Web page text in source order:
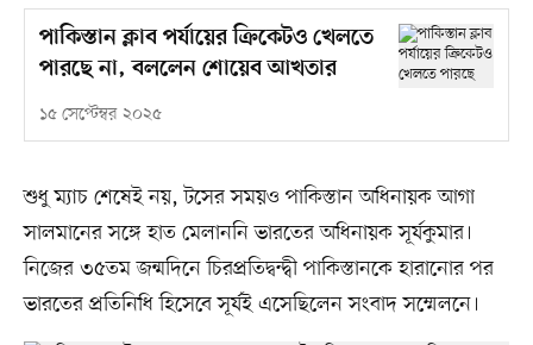
পাকিস্তান ক্লাব পর্যায়ের ক্রিকেটও খেলতে
পারছে না, বললেন শোয়েব আখতার
১৫ সেপ্টেম্বর ২০২৫
শুধু ম্যাচ শেষেই নয়, টসের সময়ও পাকিস্তান অধিনায়ক আগা
সালমানের সঙ্গে হাত মেলাননি ভারতের অধিনায়ক সূর্যকুমার।
নিজের ৩৫তম জন্মদিনে চিরপ্রতিদ্বন্দ্বী পাকিস্তানকে হারানোর পর
ভারতের প্রতিনিধি হিসেবে সূর্যই এসেছিলেন সংবাদ সম্মেলনে।